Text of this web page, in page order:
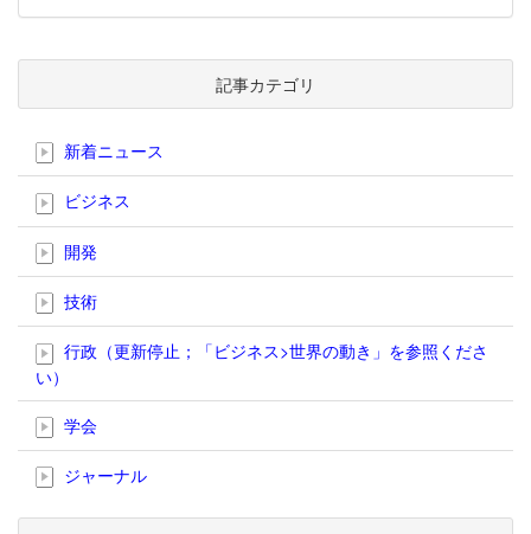
記事カテゴリ
新着ニュース
ビジネス
開発
技術
行政（更新停止；「ビジネス>世界の動き」を参照くださ
い）
学会
ジャーナル